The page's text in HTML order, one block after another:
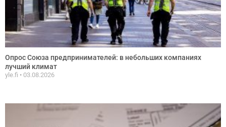
Опрос Союза предпринимателей: в небольших компаниях
лучший климат
yle.fi 03.08.2026